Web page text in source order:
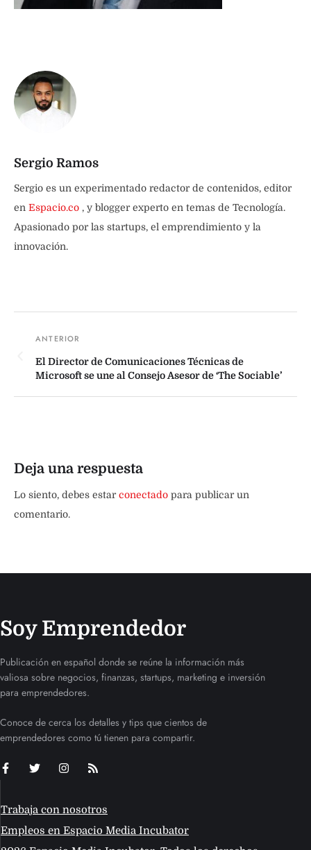
Sergio Ramos
Sergio es un experimentado redactor de contenidos, editor
en Espacio.co , y blogger experto en temas de Tecnología.
Apasionado por las startups, el emprendimiento y la
innovación.
El Director de Comunicaciones Técnicas de
Microsoft se une al Consejo Asesor de ‘The Sociable’
Deja una respuesta
Lo siento, debes estarconectado para publicar un
comentario.
Soy Emprendedor
Publicación en español donde se reúne la información más
valiosa sobre negocios, finanzas, startups, marketing e inversión
para emprendedores.
Conoce de cerca los detalles y tips que cientos de
emprendedores como tú tienen para compartir.
Trabaja con nosotros
Empleos en Espacio Media Incubator